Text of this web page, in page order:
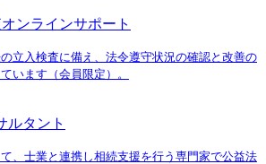
ンラインサポート
立入検査に備え、法令遵守状況の確認と改善の
います（会員限定）。
ルタント
、士業と連携し相続支援を行う専門家で公益法